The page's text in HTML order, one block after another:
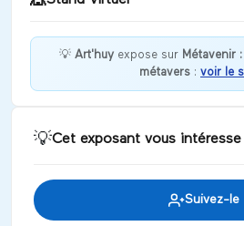
Bienvenue chez Art'huy !
💡 Art'huy expose sur Métavenir
métavers : voir le
💡Cet exposant vous intéresse
Suivez-le